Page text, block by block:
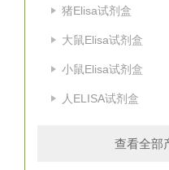
猪Elisa试剂盒
大鼠Elisa试剂盒
小鼠Elisa试剂盒
人ELISA试剂盒
查看全部